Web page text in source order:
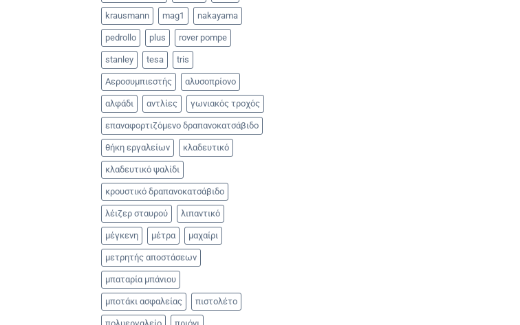
krausmann mag1 nakayama
pedrollo plus rover pompe
stanley tesa tris
Αεροσυμπιεστής αλυσοπρίονο
αλφάδι αντλίες γωνιακός τροχός
επαναφορτιζόμενο δραπανοκατσάβιδο
θήκη εργαλείων κλαδευτικό
κλαδευτικό ψαλίδι
κρουστικό δραπανοκατσάβιδο
λέιζερ σταυρού λιπαντικό
μέγκενη μέτρα μαχαίρι
μετρητής αποστάσεων
μπαταρία μπάνιου
μποτάκι ασφαλείας πιστολέτο